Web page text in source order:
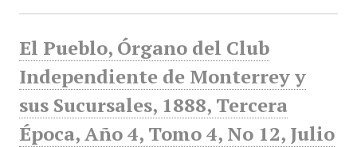
El Pueblo, Órgano del Club
Independiente de Monterrey y
sus Sucursales, 1888, Tercera
Época, Año 4, Tomo 4, No 12, Julio